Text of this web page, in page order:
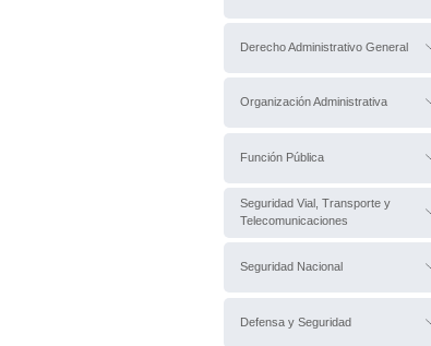
Derecho Administrativo General
Organización Administrativa
Función Pública
Seguridad Vial, Transporte y
Telecomunicaciones
Seguridad Nacional
Defensa y Seguridad